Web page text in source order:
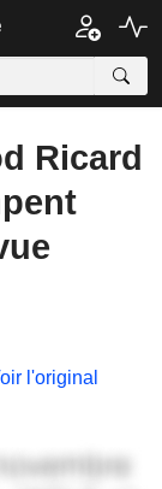
Ricard
l'original